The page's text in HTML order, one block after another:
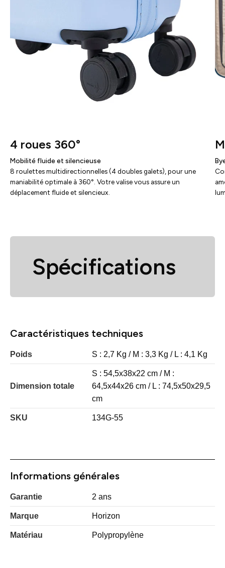
4 roues 360°
Mobilité fluide et silencieuse
8 roulettes multidirectionnelles (4 doubles galets), pour une
maniabilité optimale à 360°. Votre valise vous assure un
déplacement fluide et silencieux.
Spécifications
Caractéristiques techniques
Poids S : 2,7 Kg / M : 3,3 Kg / L : 4,1 Kg
Dimension totale
S : 54,5x38x22 cm / M :
64,5x44x26 cm / L : 74,5x50x29,5
cm
SKU 134G-55
Informations générales
Garantie 2 ans
Marque Horizon
Matériau Polypropylène